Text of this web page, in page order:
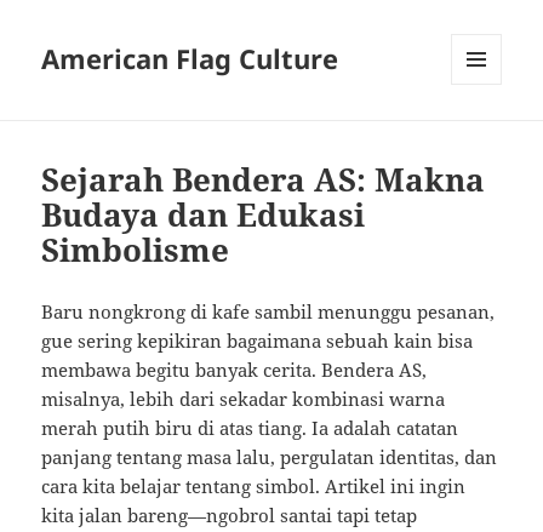
American Flag Culture
Sejarah Bendera AS: Makna
Budaya dan Edukasi
Simbolisme
Baru nongkrong di kafe sambil menunggu pesanan,
gue sering kepikiran bagaimana sebuah kain bisa
membawa begitu banyak cerita. Bendera AS,
misalnya, lebih dari sekadar kombinasi warna
merah putih biru di atas tiang. Ia adalah catatan
panjang tentang masa lalu, pergulatan identitas, dan
cara kita belajar tentang simbol. Artikel ini ingin
kita jalan bareng—ngobrol santai tapi tetap